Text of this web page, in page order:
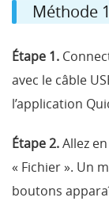
Méthode
Étape 1.
avec le câble
l’application
Étape 2.Allez
« Fichier ». Un
boutons